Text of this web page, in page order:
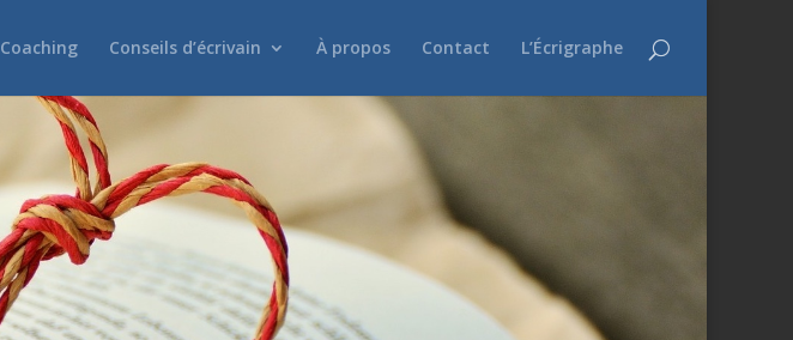
Coaching Conseils d’écrivain À propos Contact L’Écrigraphe